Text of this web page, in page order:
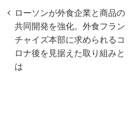
投
稿
ナ
ビ
ローソンが外食企業と商品の
共同開発を強化。外食フラン
チャイズ本部に求められるコ
ロナ後を見据えた取り組みと
は